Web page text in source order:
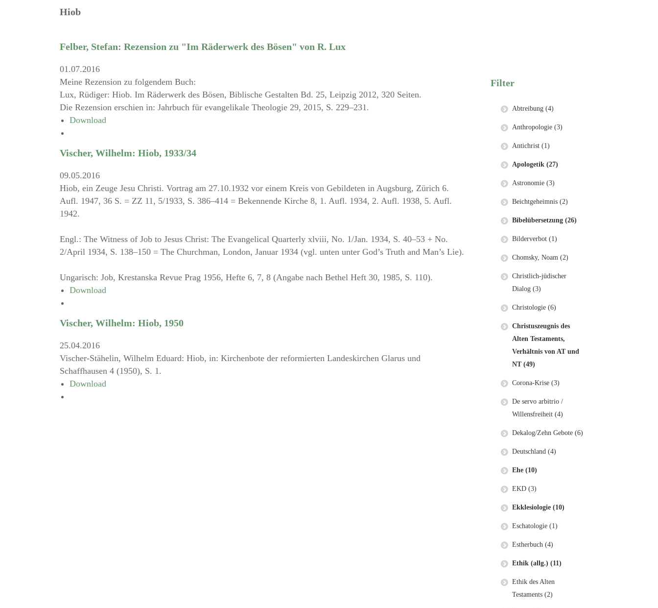
Hiob
Felber, Stefan: Rezension zu "Im Räderwerk des Bösen" von R. Lux
01.07.2016
Meine Rezension zu folgendem Buch:
Lux, Rüdiger: Hiob. Im Räderwerk des Bösen, Biblische Gestalten Bd. 25, Leipzig 2012, 320 Seiten.
Die Rezension erschien in: Jahrbuch für evangelikale Theologie 29, 2015, S. 229–231.
Download
Vischer, Wilhelm: Hiob, 1933/34
09.05.2016
Hiob, ein Zeuge Jesu Christi. Vortrag am 27.10.1932 vor einem Kreis von Gebildeten in Augsburg, Zürich 6.
Aufl. 1947, 36 S. = ZZ 11, 5/1933, S. 386–414 = Bekennende Kirche 8, 1. Aufl. 1934, 2. Aufl. 1938, 5. Aufl.
1942.
Engl.: The Witness of Job to Jesus Christ: The Evangelical Quarterly xlviii, No. 1/Jan. 1934, S. 40–53 + No.
2/April 1934, S. 138–150 = The Churchman, London, Januar 1934 (vgl. unten unter God’s Truth and Man’s Lie).
Ungarisch: Job, Krestanska Revue Prag 1956, Hefte 6, 7, 8 (Angabe nach Bethel Heft 30, 1985, S. 110).
Download
Vischer, Wilhelm: Hiob, 1950
25.04.2016
Vischer-Stähelin, Wilhelm Eduard: Hiob, in: Kirchenbote der reformierten Landeskirchen Glarus und
Schaffhausen 4 (1950), S. 1.
Download
Filter
Abtreibung (4)
Anthropologie (3)
Antichrist (1)
Apologetik (27)
Astronomie (3)
Beichtgeheimnis (2)
Bibelübersetzung (26)
Bilderverbot (1)
Chomsky, Noam (2)
Christlich-jüdischer
Dialog (3)
Christologie (6)
Christuszeugnis des
Alten Testaments,
Verhältnis von AT und
NT (49)
Corona-Krise (3)
De servo arbitrio /
Willensfreiheit (4)
Dekalog/Zehn Gebote (6)
Deutschland (4)
Ehe (10)
EKD (3)
Ekklesiologie (10)
Eschatologie (1)
Estherbuch (4)
Ethik (allg.) (11)
Ethik des Alten
Testaments (2)